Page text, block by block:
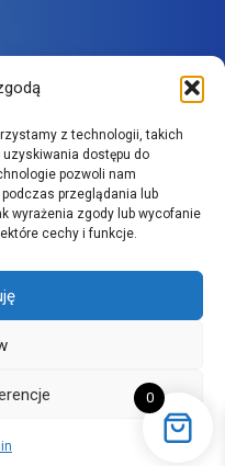
z technologii, takich
dostępu do
pozwoli nam
przeglądania lub
wyrażenia zgody lub wycofanie
cechy i funkcje.
producentów w
wymagania naszych
sp z o.o.
0